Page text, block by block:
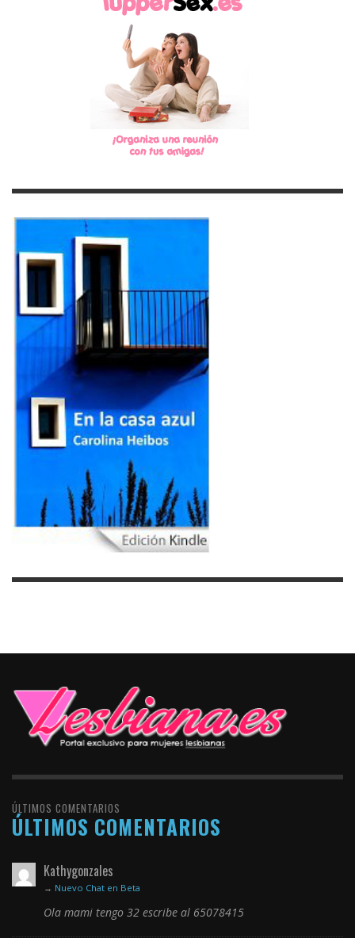
ÚLTIMOS COMENTARIOS
ÚLTIMOS COMENTARIOS
Kathygonzales
→ Nuevo Chat en Beta
Ola mami tengo 32 escribe al 65078415